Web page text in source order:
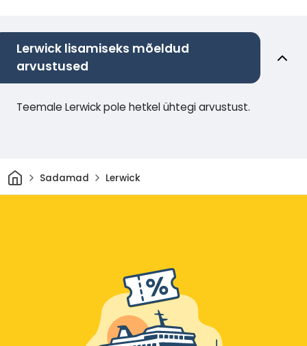
Lerwick lisamiseks mõeldud
arvustused
Teemale Lerwick pole hetkel ühtegi arvustust.
Avaleht
Sadamad Lerwick